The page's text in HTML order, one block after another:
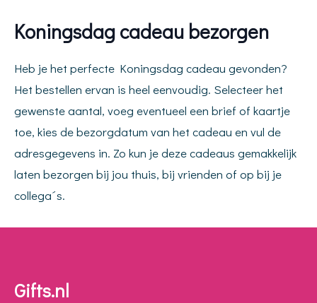
Koningsdag cadeau bezorgen
Heb je het perfecte Koningsdag cadeau gevonden?
Het bestellen ervan is heel eenvoudig. Selecteer het
gewenste aantal, voeg eventueel een brief of kaartje
toe, kies de bezorgdatum van het cadeau en vul de
adresgegevens in. Zo kun je deze cadeaus gemakkelijk
laten bezorgen bij jou thuis, bij vrienden of op bij je
collega´s.
Gifts.nl